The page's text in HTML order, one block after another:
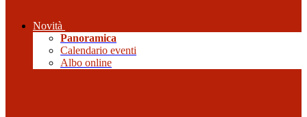
Novità
Panoramica
Calendario eventi
Albo online